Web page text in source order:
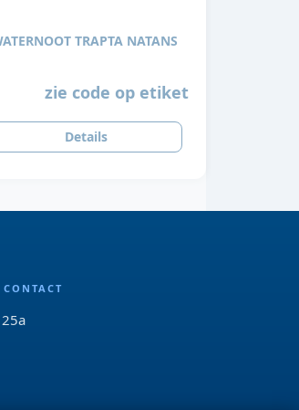
WATERNOOT TRAPTA NATANS
zie code op etiket
Details
CONTACT